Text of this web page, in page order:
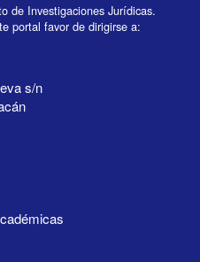
de Investigaciones Jurídicas.
portal favor de dirigirse a:
s/n